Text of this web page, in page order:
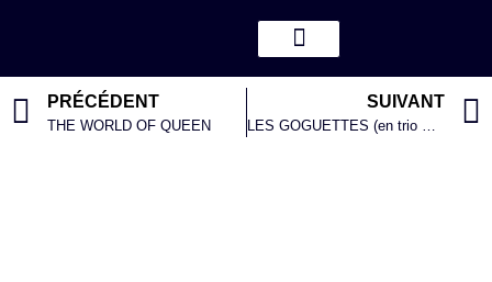
PRÉCÉDENT
THE WORLD OF QUEEN
SUIVANT
LES GOGUETTES (en trio mais à quatre)